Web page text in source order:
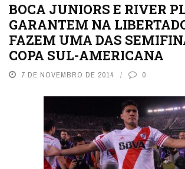
BOCA JUNIORS E RIVER
GARANTEM NA
FAZEM UMA DAS
COPA SUL-AMERICANA
7 DE NOVEMBRO DE 2014 0